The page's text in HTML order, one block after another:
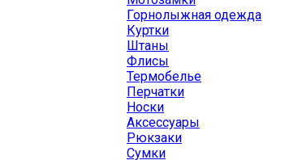
Горнолыжная одежда
Куртки
Штаны
Флисы
Термобелье
Перчатки
Носки
Аксессуары
Рюкзаки
Сумки